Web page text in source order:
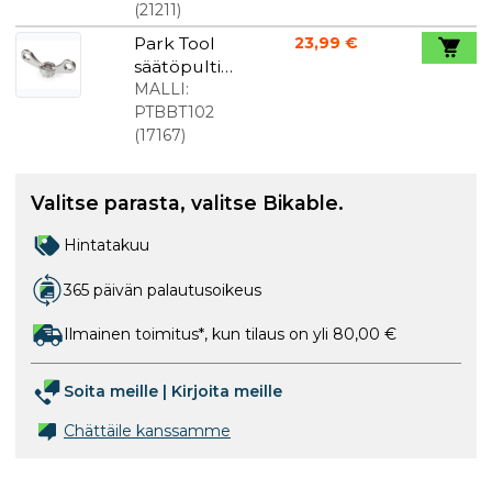
(21211)
Park Tool
säätöpultin
irrotin
(Shimano
Hollowtech
MALLI:
PTBBT102
(17167)
23,99 €
Valitse parasta, valitse Bikable.
Hintatakuu
365 päivän palautusoikeus
Ilmainen toimitus*, kun tilaus on yli 80,00 €
Soita meille
Kirjoita meille
Chättäile kanssamme